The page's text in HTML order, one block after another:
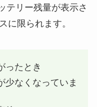
テリー残量が表示さ
に限られます。
ったとき
少なくなっていま